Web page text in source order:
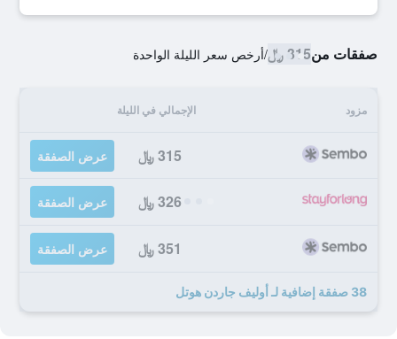
صفقات من315 ﷼ /أرخص سعر الليلة الواحدة
مزود الإجمالي في الليلة
315 ﷼ عرض الصفقة
326 ﷼ عرض الصفقة
351 ﷼ عرض الصفقة
38 صفقة إضافية لـ أوليف جاردن هوتل